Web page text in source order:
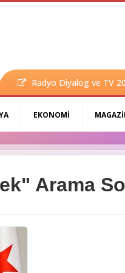
Radyo Diyalog ve TV
EKONOMİ
Arama